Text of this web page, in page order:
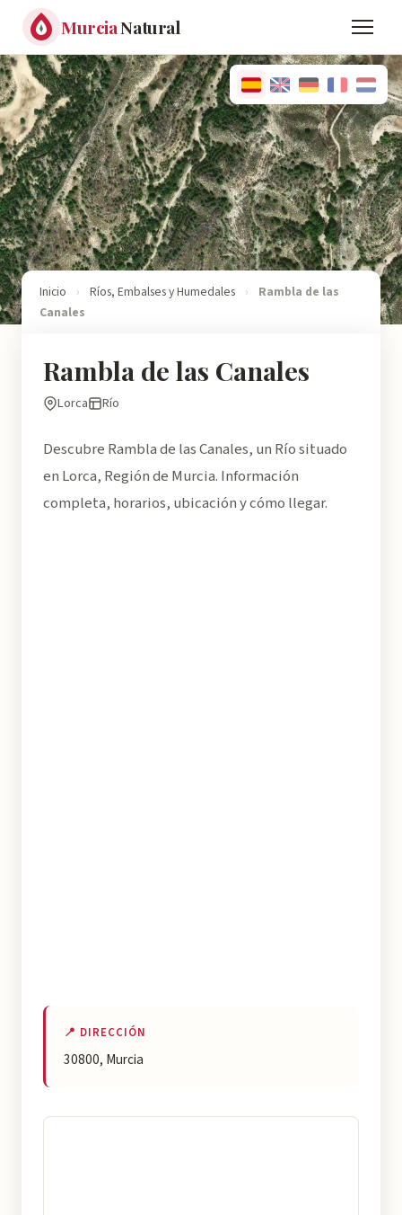
MurciaNatural
Inicio › Ríos, Embalses y Humedales ›
Rambla de las
Canales
Rambla de las Canales
Lorca Río
Descubre Rambla de las Canales, un Río situado
en Lorca, Región de Murcia. Información
completa, horarios, ubicación y cómo llegar.
📍 DIRECCIÓN
30800, Murcia